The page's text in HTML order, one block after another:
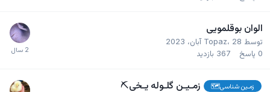
الوان بوقلمویی
توسط Topaz، 28 آبان، 2023
0 پاسخ 367 بازدید
زمـین شناسی🗺 زمـیـن گلـوله یـخی⛏️